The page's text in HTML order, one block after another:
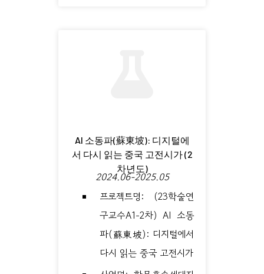
AI 소동파(蘇東坡): 디지털에
서 다시 읽는 중국 고전시가 (2
차년도)
2024.06-2025.05
프로젝트명: (23학술연
구교수A1-2차) AI 소동
파(蘇東坡): 디지털에서
다시 읽는 중국 고전시가